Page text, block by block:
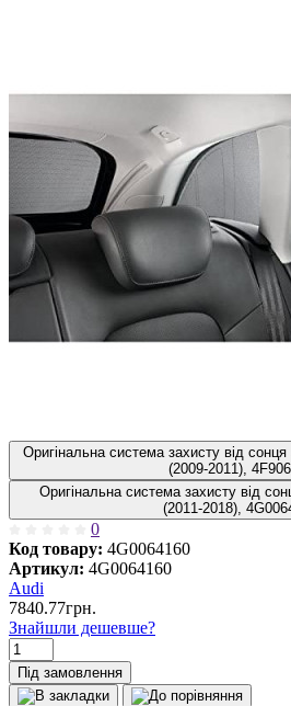
Оригінальна система захисту від
(2009-2011),
Оригінальна система захисту від
(2011-2018),
0
Код товару: 4G0064160
Артикул: 4G0064160
Audi
7840.77грн.
Знайшли дешевше?
Під замовлення